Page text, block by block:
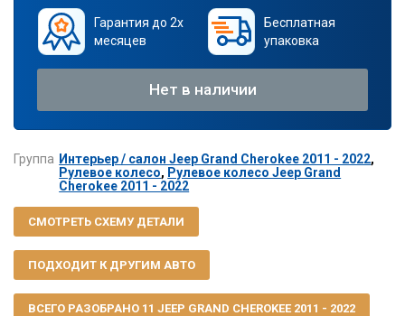
Гарантия до 2х
месяцев
Бесплатная
упаковка
Нет в наличии
Группа Интерьер / салон Jeep Grand Cherokee 2011 - 2022,
Рулевое колесо, Рулевое колесо Jeep Grand
Cherokee 2011 - 2022
СМОТРЕТЬ СХЕМУ ДЕТАЛИ
ПОДХОДИТ К ДРУГИМ АВТО
ВСЕГО РАЗОБРАНО 11 JEEP GRAND CHEROKEE 2011 - 2022